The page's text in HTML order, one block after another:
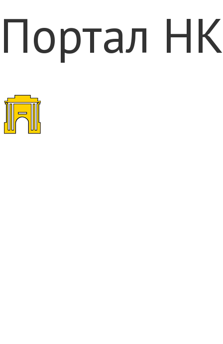
Портал